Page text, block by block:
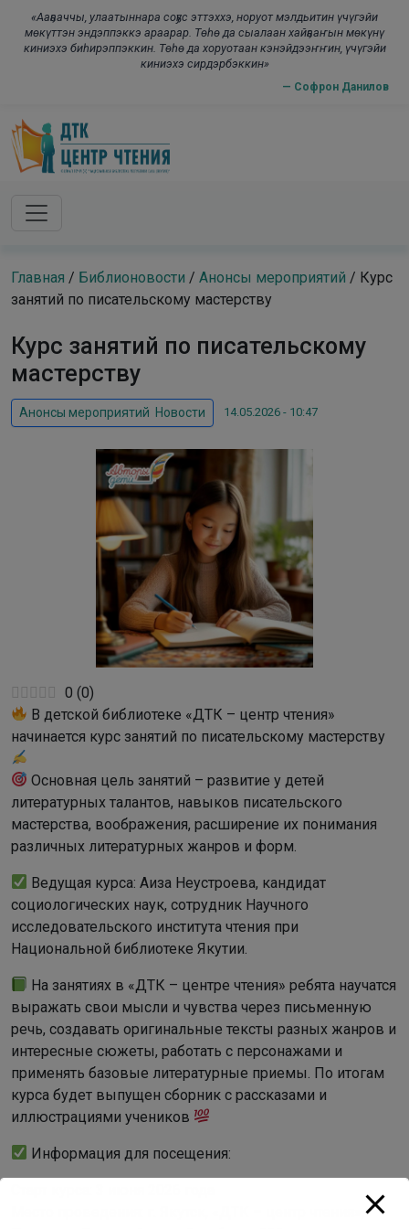
«Ааҕааччы, улаатыннара соҕус эттэххэ, норуот мэлдьитин үчүгэйи
мөкүттэн эндэппэккэ араарар. Төһө да сыалаан хайҕааҥын мөкүнү
киниэхэ биһирэппэккин. Төһө да хоруотаан кэнэйдээҥҥин, үчүгэйи
киниэхэ сирдэрбэккин»
— Софрон Данилов
Skip to main content
Главная / Библионовости / Анонсы мероприятий / Курс
занятий по писательскому мастерству
Курс занятий по писательскому
мастерству
Анонсы мероприятий Новости 14.05.2026 - 10:47
0 (0)
В детской библиотеке «ДТК – центр чтения»
начинается курс занятий по писательскому мастерству
Основная цель занятий – развитие у детей
литературных талантов, навыков писательского
мастерства, воображения, расширение их понимания
различных литературных жанров и форм.
Ведущая курса: Аиза Неустроева, кандидат
социологических наук, сотрудник Научного
исследовательского института чтения при
Национальной библиотеке Якутии.
На занятиях в «ДТК – центре чтения» ребята научатся
выражать свои мысли и чувства через письменную
речь, создавать оригинальные тексты разных жанров и
интересные сюжеты, работать с персонажами и
применять базовые литературные приемы. По итогам
курса будет выпущен сборник с рассказами и
иллюстрациями учеников
Информация для посещения: